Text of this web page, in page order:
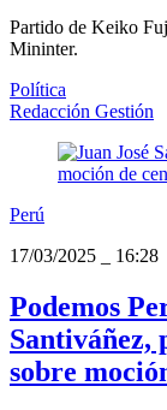
Partido de Keiko
Mininter.
Política
Redacción Gestión
Perú
17/03/2025
16:28
Podemos
Santiváñez,
sobre